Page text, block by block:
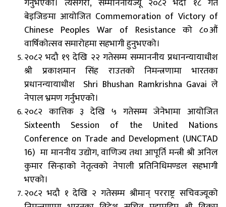
गर्नुभएको। त्यसैगरी, सम्माननीयज्यू २०८२ भदौ १८ गते
बेइजिङमा आयोजित Commemoration of Victory of
Chinese Peoples War of Resistance को ८०औं
वार्षिकोत्सव समारोहमा सहभागी हुनुभएको।
२०८२ भदौ १९ देखि २२ गतेसम्म सम्माननीय प्रधानन्यायाधीश
श्री प्रकाशमान सिंह राउतको निमन्त्रणामाभारतका
प्रधानन्यायाधीश Shri Bhushan Ramkrishna Gavai ले
नेपालभ्रमणगर्नुभएको।
२०८२ कात्तिक ३ देखि ५ गतेसम्म जेनेभामा आयोजित
Sixteenth Session of the United Nations
Conference on Trade and Development (UNCTAD
16) मा माननीय उद्योग, वाणिज्य तथा आपूर्ति मन्त्री श्री अनिल
कुमार सिन्हाको नेतृत्वको नेपाली प्रतिनिधिमण्डल सहभागी
भएको।
२०८२ भदौ १ देखि २ गतेसम्म श्रीमान् परराष्ट्र सचिवज्यूको